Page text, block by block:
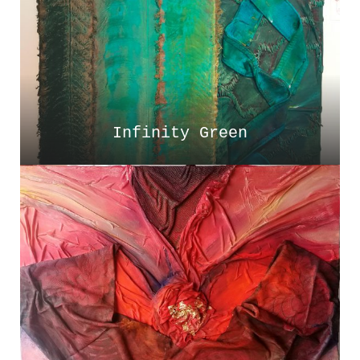
Infinity Green